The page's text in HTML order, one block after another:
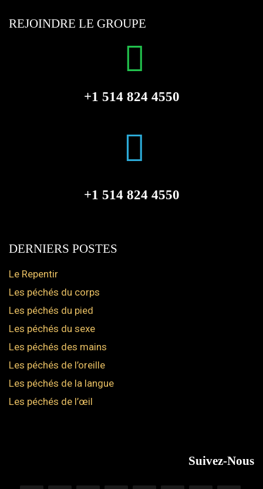
REJOINDRE LE GROUPE
+1 514 824 4550
+1 514 824 4550
DERNIERS POSTES
Le Repentir
Les péchés du corps
Les péchés du pied
Les péchés du sexe
Les péchés des mains
Les péchés de l’oreille
Les péchés de la langue
Les péchés de l’œil
Suivez-Nous